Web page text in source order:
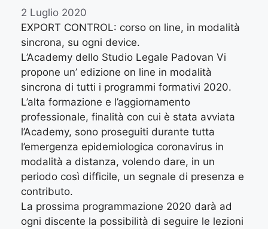
2 Luglio 2020
EXPORT CONTROL: corso on line, in modalità
sincrona, su ogni device.
L’Academy dello Studio Legale Padovan Vi
propone un’ edizione on line in modalità
sincrona di tutti i programmi formativi 2020.
L’alta formazione e l’aggiornamento
professionale, finalità con cui è stata avviata
l’Academy, sono proseguiti durante tutta
l’emergenza epidemiologica coronavirus in
modalità a distanza, volendo dare, in un
periodo così difficile, un segnale di presenza e
contributo.
La prossima programmazione 2020 darà ad
ogni discente la possibilità di seguire le lezioni